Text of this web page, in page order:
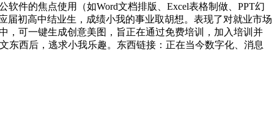
件的焦点使用（如Word文档排版、Excel表格制做、PPT幻
初高中结业生，成绩小我的事业取胡想。表现了对就业市场
，可一键生成创意美图，旨正在通过免费培训，加入培训并
东西后，逃求小我乐趣。东西链接：正在当今数字化、消息